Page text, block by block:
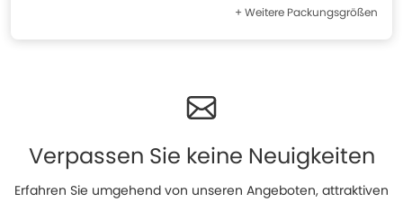
+ Weitere Packungsgrößen
Verpassen Sie keine Neuigkeiten
Erfahren Sie umgehend von unseren Angeboten, attraktiven